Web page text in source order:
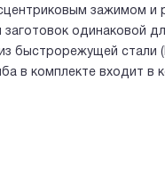
зажимом и
заготовок одинаковой
быстрорежущей стали
в комплекте входит в